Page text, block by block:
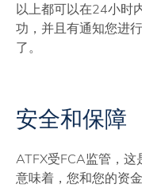
以上都可以在24小时
功，并且有通知您进
了。
安全和保障
ATFX受FCA监管，
意味着，您和您的资